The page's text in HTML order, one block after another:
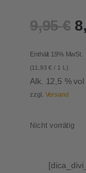
9,95€
Enthält 19% MwSt.
(11,93€ / 1 L)
Alk. 12,5 % vol
zzgl. Versand
Nicht vorrätig